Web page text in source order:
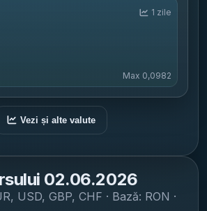
1 zile
Max 0,0982
Vezi și alte valute
02.06.2026
USD, GBP, CHF · Bază: RON ·